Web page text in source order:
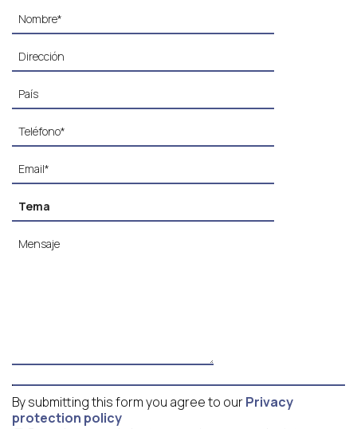
By submitting this form you agree to ourPrivacy
protection policy